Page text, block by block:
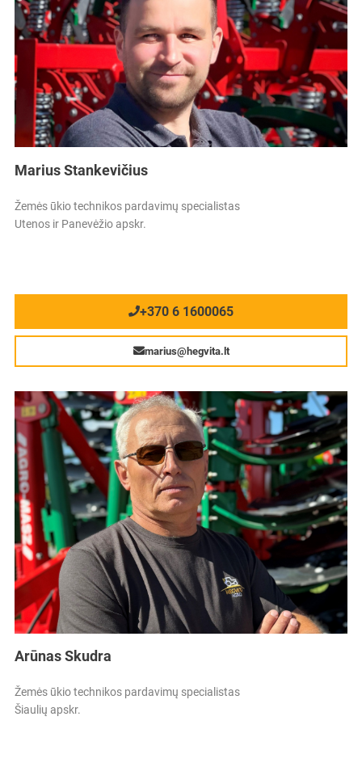
Marius Stankevičius
Žemės ūkio technikos pardavimų specialistas
Utenos ir Panevėžio apskr.
+370 6 1600065
marius@hegvita.lt
Arūnas Skudra
Žemės ūkio technikos pardavimų specialistas
Šiaulių apskr.